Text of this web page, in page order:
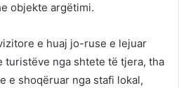
objekte argëtimi.
e huaj jo-ruse e lejuar
turistëve nga shtete të tjera, tha
e shoqëruar nga stafi lokal,